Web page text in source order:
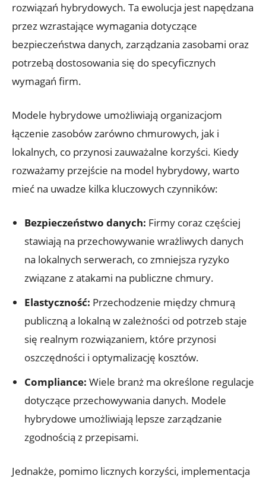
rozwiązań hybrydowych. ⁣Ta ewolucja jest napędzana
przez ⁢wzrastające wymagania dotyczące
bezpieczeństwa danych,⁢ zarządzania zasobami oraz
potrzebą dostosowania się ‍do specyficznych
wymagań​ firm.
Modele hybrydowe⁣ umożliwiają organizacjom‌
łączenie zasobów zarówno chmurowych, jak i
‌lokalnych, co przynosi ​zauważalne korzyści.⁢ Kiedy
rozważamy‌ przejście ​na model⁣ hybrydowy, warto‍
mieć na ‍uwadze kilka ​kluczowych czynników:
Bezpieczeństwo⁢ danych: Firmy coraz częściej
stawiają na przechowywanie wrażliwych⁢ danych
na lokalnych serwerach, co zmniejsza ryzyko
związane z atakami na publiczne chmury.
Elastyczność: Przechodzenie między chmurą
publiczną a ⁢lokalną ‌w zależności od⁤ potrzeb staje
się ⁤realnym ‍rozwiązaniem, które przynosi
oszczędności i optymalizację⁣ kosztów.
Compliance: Wiele branż ma określone regulacje
dotyczące przechowywania danych. Modele
hybrydowe ‌umożliwiają lepsze zarządzanie ​
zgodnością z przepisami.
Jednakże, pomimo ‌licznych korzyści, implementacja ​